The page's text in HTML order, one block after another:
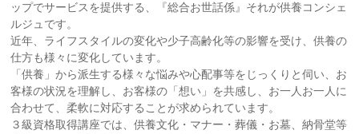
ップでサービスを提供する、『総合お世話係』それが供養コンシェ
ルジュです。
近年、ライフスタイルの変化や少子高齢化等の影響を受け、供養の
仕方も様々に変化しています。
「供養」から派生する様々な悩みや心配事等をじっくりと伺い、お
客様の状況を理解し、お客様の「想い」を共感し、お一人お一人に
合わせて、柔軟に対応することが求められています。
３級資格取得講座では、供養文化・マナー・葬儀・お墓、納骨堂等